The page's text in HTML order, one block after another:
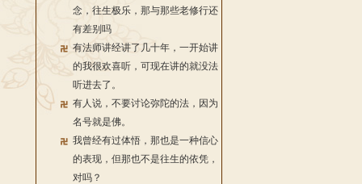
念，往生极乐，那与那些老修行还
有差别吗
有法师讲经讲了几十年，一开始讲
的我很欢喜听，可现在讲的就没法
听进去了。
有人说，不要讨论弥陀的法，因为
名号就是佛。
我曾经有过体悟，那也是一种信心
的表现，但那也不是往生的依凭，
对吗？